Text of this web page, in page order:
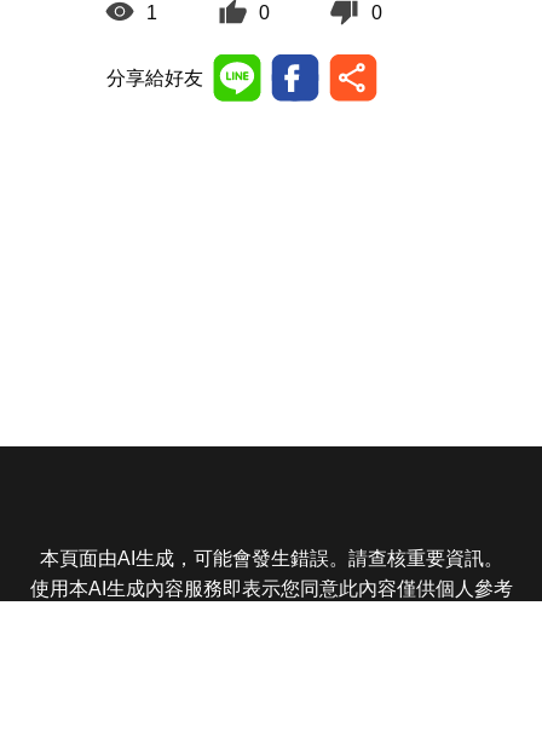
1 0 0
分享給好友
本頁面由AI生成，可能會發生錯誤。請查核重要資訊。
使用本AI生成內容服務即表示您同意此內容僅供個人參考